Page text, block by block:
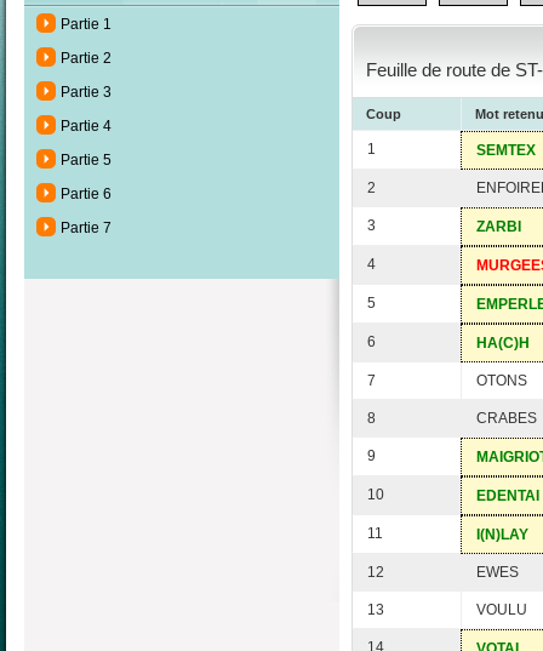
Partie 1
Partie 2
Partie 3
Partie 4
Partie 5
Partie 6
Partie 7
Feuille de route de
Coup Mot retenu
1 SEMTEX
2
3 ZARBI
4
5
6 HA(C)H
7 OTONS
8 CRABES
9
10 EDENTAI
11 I(N)LAY
12 EWES
13 VOULU